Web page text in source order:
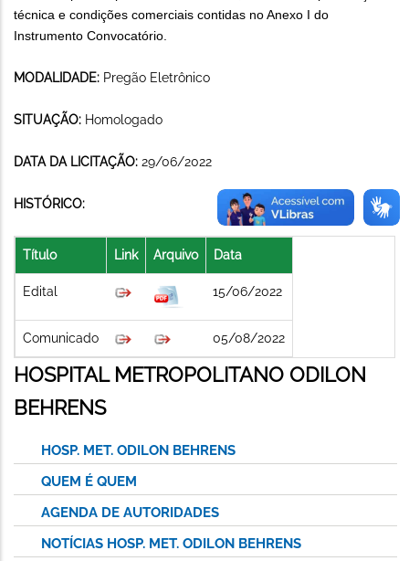
técnica e condições comerciais contidas no Anexo I do
Instrumento Convocatório.
MODALIDADE: Pregão Eletrônico
SITUAÇÃO: Homologado
DATA DA LICITAÇÃO: 29/06/2022
HISTÓRICO:
Título Link Arquivo Data
Edital 15/06/2022
Comunicado 05/08/2022
HOSPITAL METROPOLITANO ODILON
BEHRENS
HOSP. MET. ODILON BEHRENS
QUEM É QUEM
AGENDA DE AUTORIDADES
NOTÍCIAS HOSP. MET. ODILON BEHRENS